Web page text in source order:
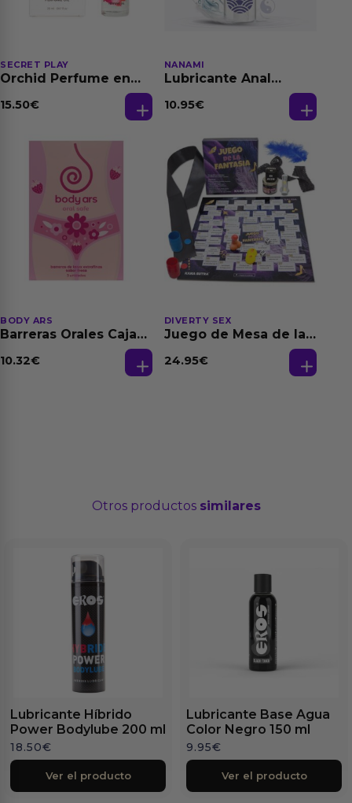
SECRET PLAY
Orchid Perfume en
Feromonas 20 ml
15.50€
NANAMI
Lubricante Anal
Dilatación Base Agua
10.95€
BODY ARS
Barreras Orales Caja
10.32€
DIVERTY SEX
Juego de Mesa de las
24.95€
Otros productos similares
Lubricante Híbrido
Power Bodylube 200 ml
18.50€
Ver el producto
Lubricante Base Agua
Color Negro 150 ml
9.95€
Ver el producto